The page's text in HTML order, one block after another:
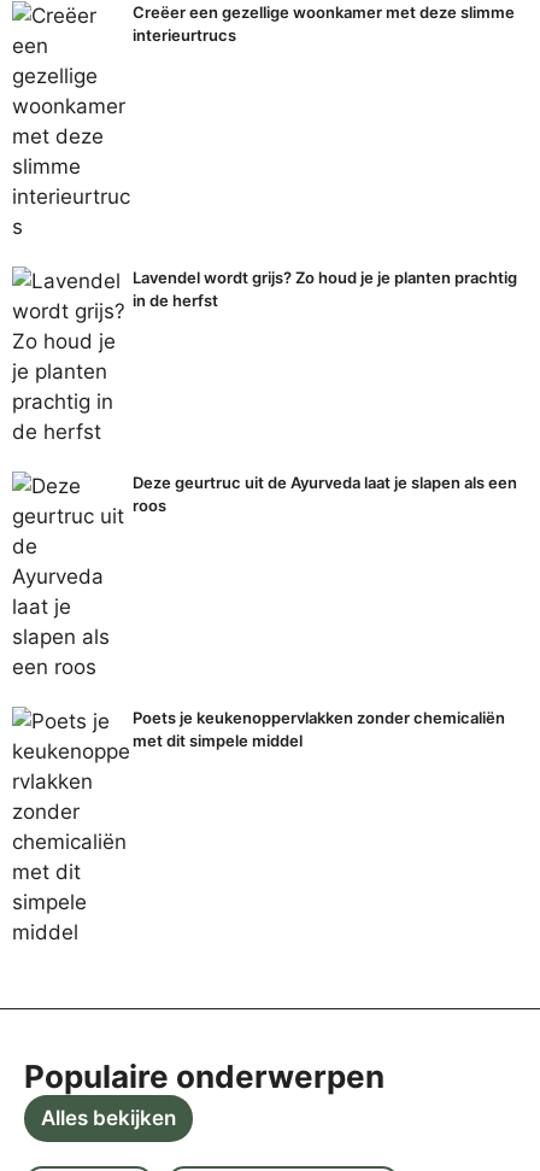
Creëer een gezellige woonkamer met deze slimme
interieurtrucs
Lavendel wordt grijs? Zo houd je je planten prachtig
in de herfst
Deze geurtruc uit de Ayurveda laat je slapen als een
roos
Poets je keukenoppervlakken zonder chemicaliën
met dit simpele middel
Populaire onderwerpen
Alles bekijken